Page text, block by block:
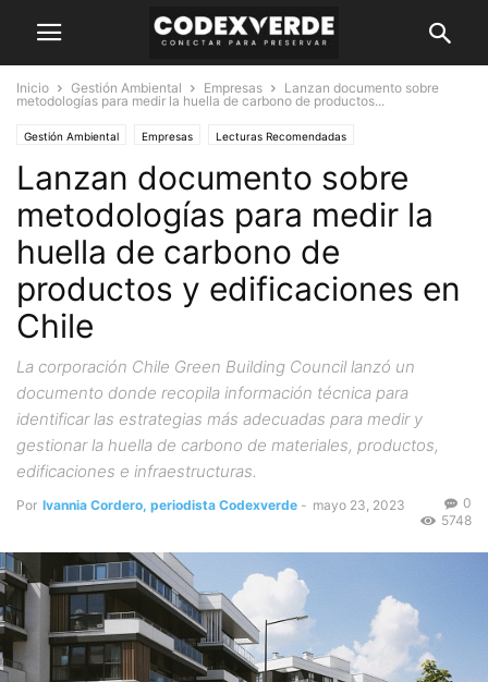
Inicio Gestión Ambiental Empresas
Lanzan documento sobre
metodologías para medir la huella de carbono de productos...
Gestión Ambiental Empresas Lecturas Recomendadas
Lanzan documento sobre
metodologías para medir la
huella de carbono de
productos y edificaciones en
Chile
La corporación Chile Green Building Council lanzó un
documento donde recopila información técnica para
identificar las estrategias más adecuadas para medir y
gestionar la huella de carbono de materiales, productos,
edificaciones e infraestructuras.
Por Ivannia Cordero, periodista Codexverde - mayo 23, 2023
0
5748